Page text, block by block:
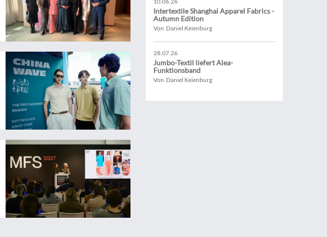
Intertextile Shanghai Apparel Fabrics -
Autumn Edition
Von Daniel Keienburg
28.07.26
Jumbo-Textil liefert Alea-
Funktionsband
Von Daniel Keienburg